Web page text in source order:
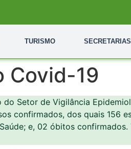
TURISMO SECRETARIAS
Covid-19
do Setor de Vigilância
confirmados, dos quais 156
e, 02 óbitos